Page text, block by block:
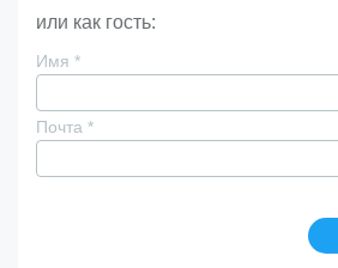
или как гость:
Имя *
Почта *